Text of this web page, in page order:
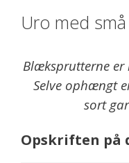
Uro med
Blæksprutterne
Selve ophængt
sort
Opskriften på